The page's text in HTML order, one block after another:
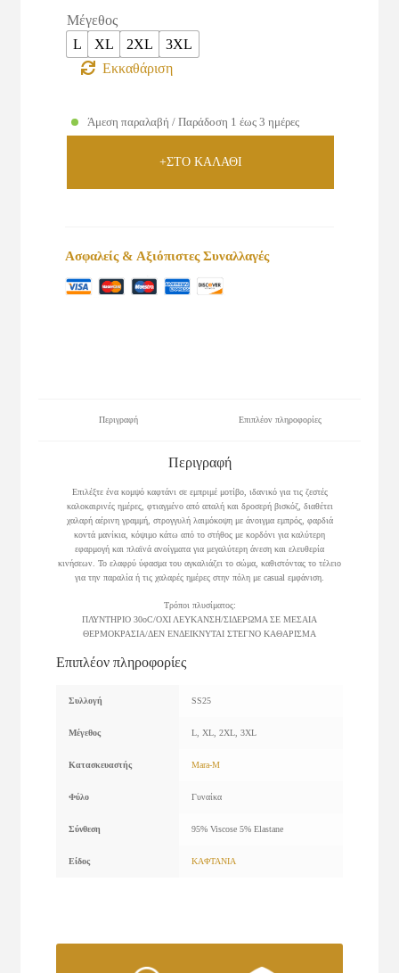
Μέγεθος
L
XL 2XL
3XL
Εκκαθάριση
Άμεση παραλαβή / Παράδοση 1 έως 3 ημέρες
+ΣΤΟ ΚΑΛΑΘΙ
Ασφαλείς & Αξιόπιστες Συναλλαγές
Περιγραφή Επιπλέον πληροφορίες
Περιγραφή
Επιλέξτε ένα κομψό καφτάνι σε εμπριμέ μοτίβο, ιδανικό για τις ζεστές
καλοκαιρινές ημέρες, φτιαγμένο από απαλή και δροσερή βισκόζ, διαθέτει
χαλαρή αέρινη γραμμή, στρογγυλή λαιμόκοψη με άνοιγμα εμπρός, φαρδιά
κοντά μανίκια, κόψιμο κάτω από το στήθος με κορδόνι για καλύτερη
εφαρμογή και πλαϊνά ανοίγματα για μεγαλύτερη άνεση και ελευθερία
κινήσεων. Το ελαφρύ ύφασμα του αγκαλιάζει το σώμα, καθιστόντας το τέλειο
για την παραλία ή τις χαλαρές ημέρες στην πόλη με casual εμφάνιση.
Τρόποι πλυσίματος:
ΠΛΥΝΤΗΡΙΟ 30οC/ΟΧΙ ΛΕΥΚΑΝΣΗ/ΣΙΔΕΡΩΜΑ ΣΕ ΜΕΣΑΙΑ
ΘΕΡΜΟΚΡΑΣΙΑ/ΔΕΝ ΕΝΔΕΙΚΝΥΤΑΙ ΣΤΕΓΝΟ ΚΑΘΑΡΙΣΜΑ
Επιπλέον πληροφορίες
Συλλογή SS25
Μέγεθος L, XL, 2XL, 3XL
Κατασκευαστής Mara-M
Φύλο Γυναίκα
Σύνθεση 95% Viscose 5% Elastane
Είδος ΚΑΦΤΑΝΙΑ